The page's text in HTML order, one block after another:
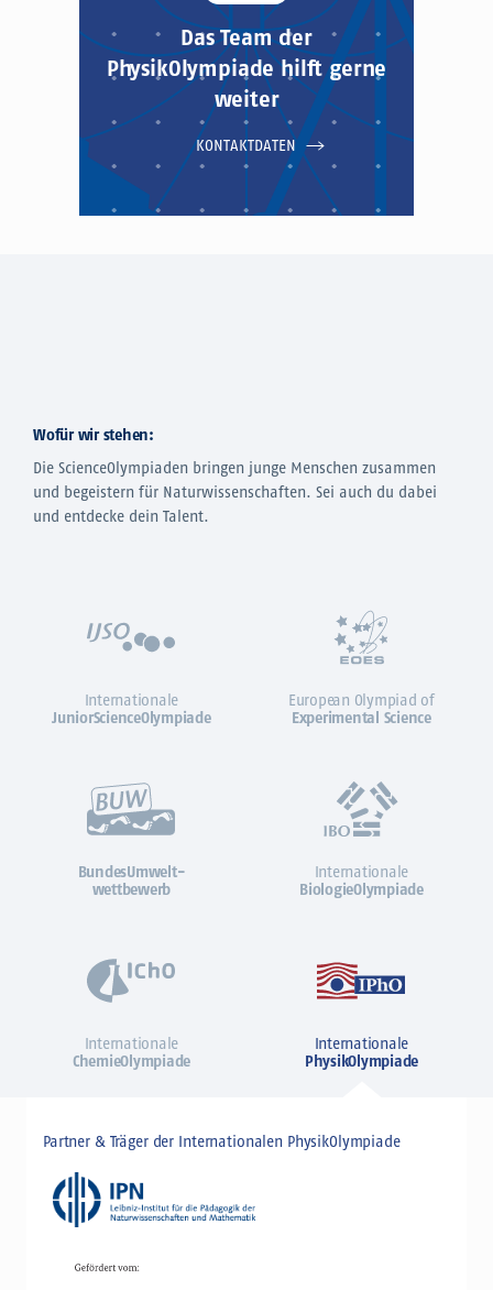
Das Team der
PhysikOlympiade hilft gerne
weiter
KONTAKTDATEN
Wofür wir stehen:
Die ScienceOlympiaden bringen junge Menschen zusammen
und begeistern für Naturwissenschaften. Sei auch du dabei
und entdecke dein Talent.
Internationale
JuniorScienceOlympiade
European Olympiad of
Experimental Science
BundesUmwelt-
wettbewerb
Internationale
BiologieOlympiade
Internationale
ChemieOlympiade
Internationale
PhysikOlympiade
Partner & Träger der Internationalen PhysikOlympiade